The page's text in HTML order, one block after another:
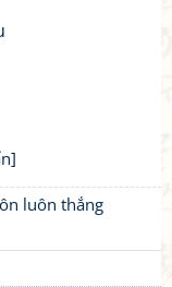
luôn thắng